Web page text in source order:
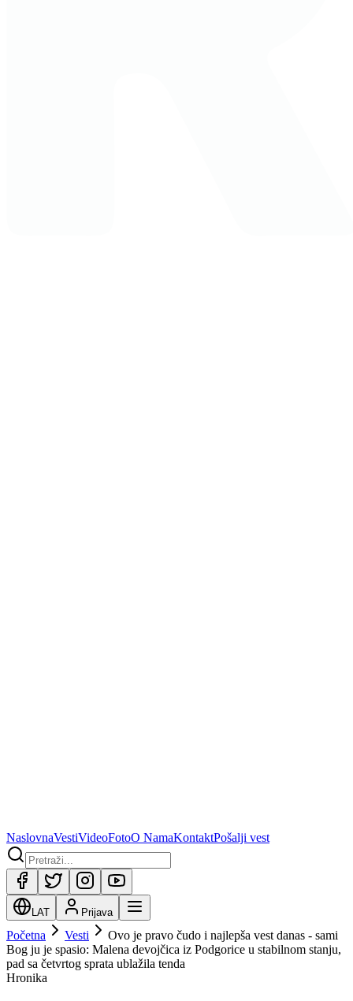
NaslovnaVestiVideoFotoO NamaKontaktPošalji vest
LAT Prijava
Početna Vesti
Ovo je pravo čudo i najlepša vest danas - sami
Bog ju je spasio: Malena devojčica iz Podgorice u stabilnom stanju,
pad sa četvrtog sprata ublažila tenda
Hronika